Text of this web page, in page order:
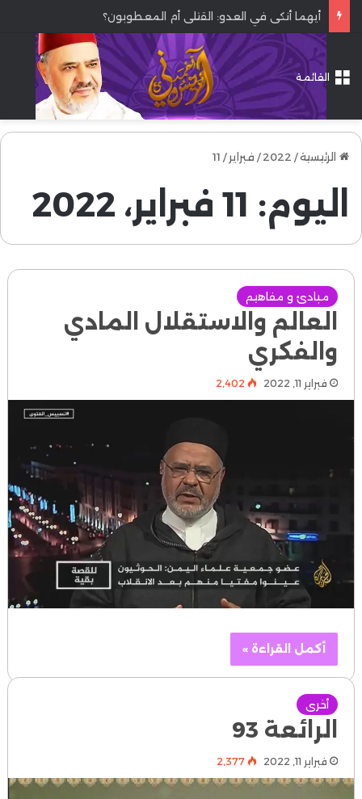
أيهما أنكى في العدو: القتلى أم المعطوبون؟
القائمة
الرئيسية/
2022
/ فبراير /
11
اليوم: 11 فبراير، 2022
مبادئ و مفاهيم
العالم والاستقلال المادي
والفكري
فبراير 11, 2022 2٬402
أكمل القراءة »
أخرى
الرائعة 93
فبراير 11, 2022 2٬377